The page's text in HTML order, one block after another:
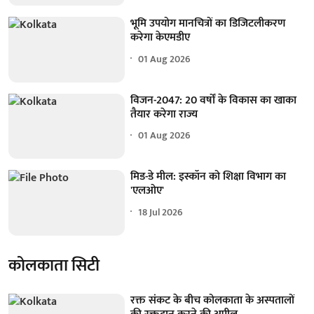
भूमि उपयोग मानचित्रों का डिजिटलीकरण
करेगा केएमडीए
01 Aug 2026
विजन-2047: 20 वर्षों के विकास का खाका
तैयार करेगा राज्य
01 Aug 2026
मिड-डे मील: इस्कॉन को शिक्षा विभाग का
'एलओए'
18 Jul 2026
कोलकाता सिटी
रक्त संकट के बीच कोलकाता के अस्पतालों